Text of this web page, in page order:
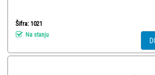
Šifra: 1021
Na stanju